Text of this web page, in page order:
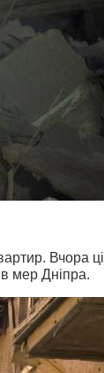
Вчора ці
мер Дніпра.